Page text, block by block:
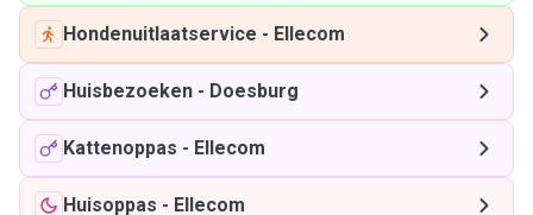
Hondenuitlaatservice - Ellecom
Huisbezoeken - Doesburg
Kattenoppas - Ellecom
Huisoppas - Ellecom